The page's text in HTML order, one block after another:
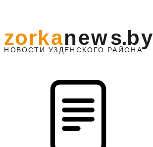
НО ВОСТИ УЗДЕНС КО ГО РАЙОНА
zorkanews.by